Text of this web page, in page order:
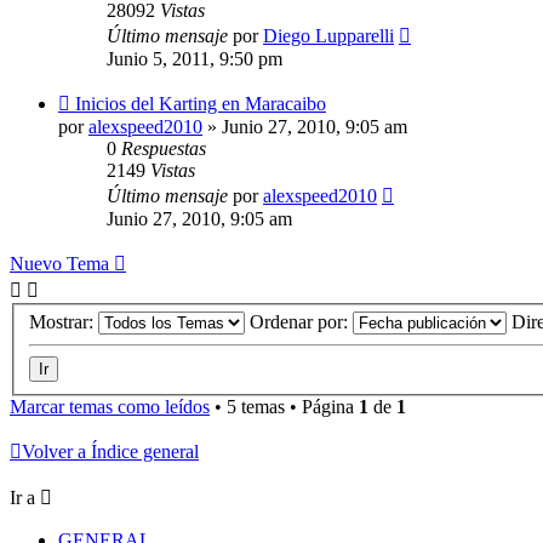
28092 Vistas
Último mensaje porDiego Lupparelli
Junio 5, 2011, 9:50 pm
Inicios del Karting en Maracaibo
poralexspeed2010 » Junio 27, 2010, 9:05 am
0 Respuestas
2149 Vistas
Último mensaje poralexspeed2010
Junio 27, 2010, 9:05 am
Nuevo Tema
Mostrar: Ordenar por:
Marcar temas como leídos • 5 temas • Página 1 de 1
Volver a Índice general
Ir a